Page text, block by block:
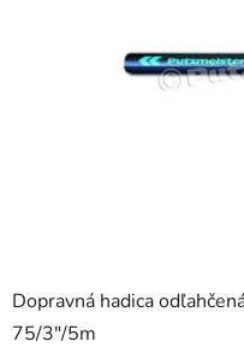
Dopravná hadica
75/3"/5m